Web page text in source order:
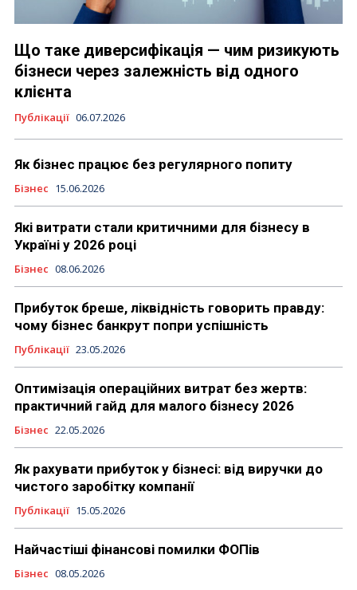
Що таке диверсифікація — чим ризикують
бізнеси через залежність від одного
клієнта
Публікації 06.07.2026
Як бізнес працює без регулярного попиту
Бізнес 15.06.2026
Які витрати стали критичними для бізнесу в
Україні у 2026 році
Бізнес 08.06.2026
Прибуток бреше, ліквідність говорить правду:
чому бізнес банкрут попри успішність
Публікації 23.05.2026
Оптимізація операційних витрат без жертв:
практичний гайд для малого бізнесу 2026
Бізнес 22.05.2026
Як рахувати прибуток у бізнесі: від виручки до
чистого заробітку компанії
Публікації 15.05.2026
Найчастіші фінансові помилки ФОПів
Бізнес 08.05.2026